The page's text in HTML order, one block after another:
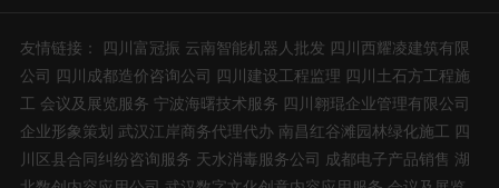
友情链接： 四川富冠振 云南智能机器人批发 四川西耀凌建筑有限
公司 四川成都造价咨询公司 四川建设工程监理 四川土石方工程施
工 会议及展览服务 宁波海曙技术服务 四川翱琨企业管理有限公司
企业形象策划 武汉江岸商务代理代办 南昌红谷滩园林绿化施工 四
川区县合同纠纷咨询服务 天水消毒服务公司 成都电子产品销售 湖